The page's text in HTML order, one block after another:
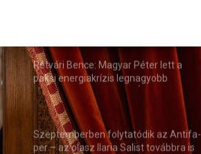
Rétvári Bence: Magyar Péter lett a
paksi energiakrízis legnagyobb
rémhírterjesztője (VIDEÓ)
Szeptemberben folytatódik az Antifa-
per – az olasz Ilaria Salist továbbra is